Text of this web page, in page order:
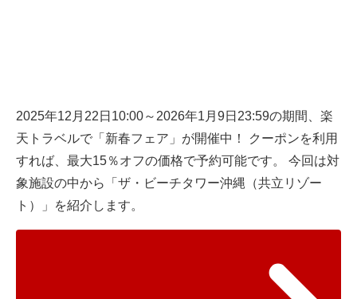
2025年12月22日10:00～2026年1月9日23:59の期間、楽
天トラベルで「新春フェア」が開催中！ クーポンを利用
すれば、最大15％オフの価格で予約可能です。 今回は対
象施設の中から「ザ・ビーチタワー沖縄（共立リゾー
ト）」を紹介します。